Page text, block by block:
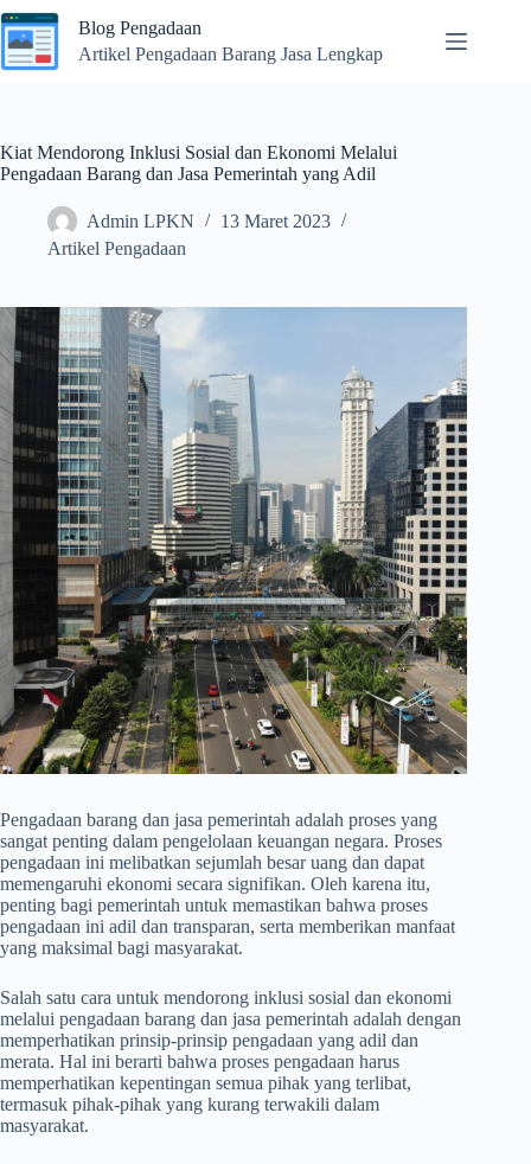
Skip
to
content
Blog Pengadaan
Artikel Pengadaan Barang Jasa Lengkap
Kiat Mendorong Inklusi Sosial dan Ekonomi Melalui
Pengadaan Barang dan Jasa Pemerintah yang Adil
Admin LPKN
13 Maret 2023
Artikel Pengadaan
Pengadaan barang dan jasa pemerintah adalah proses yang
sangat penting dalam pengelolaan keuangan negara. Proses
pengadaan ini melibatkan sejumlah besar uang dan dapat
memengaruhi ekonomi secara signifikan. Oleh karena itu,
penting bagi pemerintah untuk memastikan bahwa proses
pengadaan ini adil dan transparan, serta memberikan manfaat
yang maksimal bagi masyarakat.
Salah satu cara untuk mendorong inklusi sosial dan ekonomi
melalui pengadaan barang dan jasa pemerintah adalah dengan
memperhatikan prinsip-prinsip pengadaan yang adil dan
merata. Hal ini berarti bahwa proses pengadaan harus
memperhatikan kepentingan semua pihak yang terlibat,
termasuk pihak-pihak yang kurang terwakili dalam
masyarakat.